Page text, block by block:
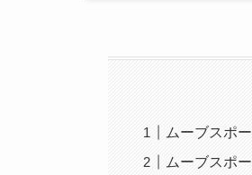
ムーブスポ
ムーブスポ